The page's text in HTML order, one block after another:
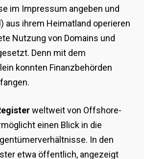
im Impressum angeben und
aus ihrem Heimatland operieren
Nutzung von Domains und
Denn mit dem
konnten Finanzbehörden
weltweit von Offshore-
einen Blick in die
In den
etwa öffentlich, angezeigt